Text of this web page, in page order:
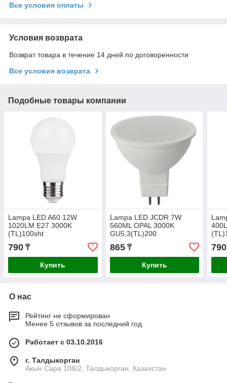
Все условия оплаты
Условия возврата
Возврат товара в течение 14 дней по договоренности
Все условия возврата
Подобные товары компании
Lampa LED A60 12W
1020LM E27 3000K
(TL)100sht
790 ₸
Купить
Lampa LED JCDR 7W
560ML OPAL 3000K
GU5,3(TL)200
865₸
Купить
790
О нас
Рейтинг не сформирован
Менее 5 отзывов за последний год
Работает с 03.10.2016
г. Талдыкорган
Акын Сара 108/2, Талдыкорган, Казахстан